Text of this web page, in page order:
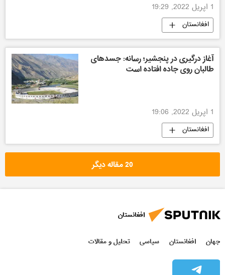
1 اپریل 2022, 19:29
افغانستان
آغاز درگیری در پنجشیر؛ رسانه: جسد‌های
طالبان روی جاده افتاده است
1 اپریل 2022, 19:06
افغانستان
20 مقاله دیگر
افغانستان
جهان افغانستان سیاسی تحلیل و مقالات